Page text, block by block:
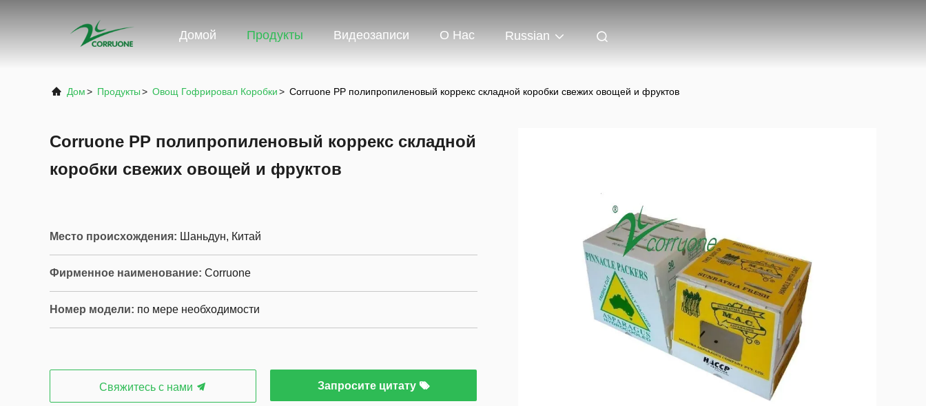
Домой Продукты Видеозаписи О Нас Russian
Дом> Продукты> Овощ Гофрировал Коробки> Corruone PP полипропиленовый коррекс складной коробки свежих овощей и фруктов
Corruone PP полипропиленовый коррекс складной
коробки свежих овощей и фруктов
Место происхождения: Шаньдун, Китай
Фирменное наименование: Corruone
Номер модели: по мере необходимости
Свяжитесь с нами Запросите цитату